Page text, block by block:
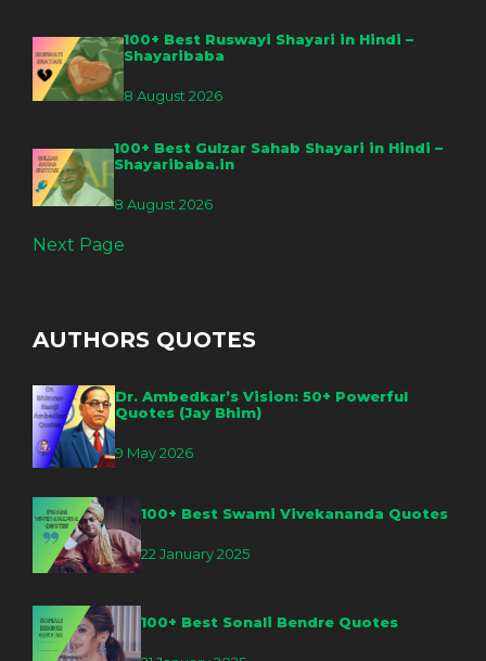
100+ Best Ruswayi Shayari in Hindi –
Shayaribaba
8 August 2026
100+ Best Gulzar Sahab Shayari in Hindi –
Shayaribaba.in
8 August 2026
Next Page
AUTHORS QUOTES
Dr. Ambedkar’s Vision: 50+ Powerful
Quotes (Jay Bhim)
9 May 2026
100+ Best Swami Vivekananda Quotes
22 January 2025
100+ Best Sonali Bendre Quotes